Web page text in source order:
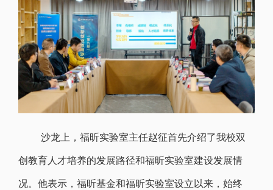
沙龙上，福昕实验室主任赵征首先介绍了我校双
创教育人才培养的发展路径和福昕实验室建设发展情
况。他表示，福昕基金和福昕实验室设立以来，始终